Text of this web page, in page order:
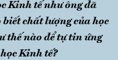
Kinh tế như ông đã
chất lượng của học
thế nào để tự tin ứng
Kinh tế?